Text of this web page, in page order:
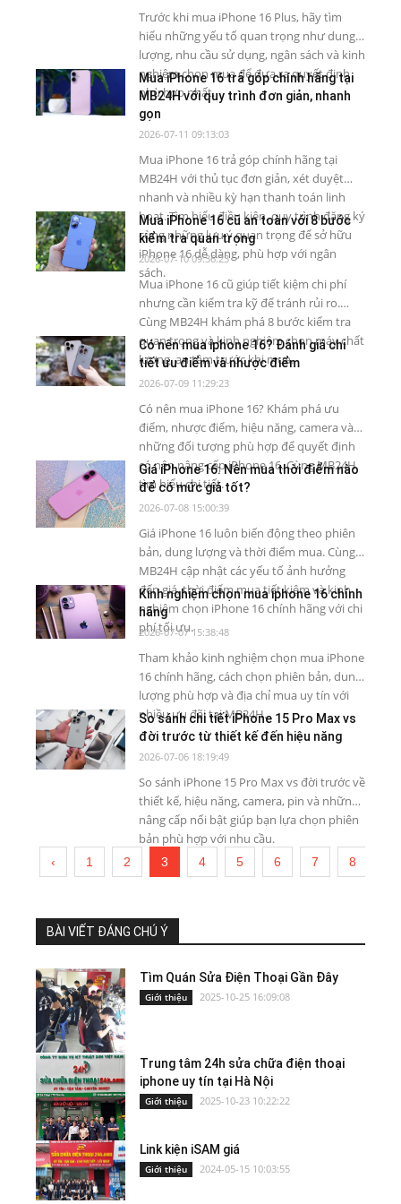
Trước khi mua iPhone 16 Plus, hãy tìm
hiểu những yếu tố quan trọng như dung
lượng, nhu cầu sử dụng, ngân sách và kinh
nghiệm chọn mua để đưa ra quyết định
phù hợp nhất.
Mua iPhone 16 trả góp chính hãng tại
MB24H với quy trình đơn giản, nhanh
gọn
2026-07-11 09:13:03
Mua iPhone 16 trả góp chính hãng tại
MB24H với thủ tục đơn giản, xét duyệt
nhanh và nhiều kỳ hạn thanh toán linh
hoạt. Tìm hiểu điều kiện, quy trình đăng ký
cùng những lưu ý quan trọng để sở hữu
iPhone 16 dễ dàng, phù hợp với ngân
sách.
Mua iPhone 16 cũ an toàn với 8 bước
kiểm tra quan trọng
2026-07-10 09:36:23
Mua iPhone 16 cũ giúp tiết kiệm chi phí
nhưng cần kiểm tra kỹ để tránh rủi ro.
Cùng MB24H khám phá 8 bước kiểm tra
quan trọng và kinh nghiệm chọn máy chất
lượng, an tâm trước khi mua.
Có nên mua iphone 16? Đánh giá chi
tiết ưu điểm và nhược điểm
2026-07-09 11:29:23
Có nên mua iPhone 16? Khám phá ưu
điểm, nhược điểm, hiệu năng, camera và
những đối tượng phù hợp để quyết định
có nên nâng cấp iPhone 16. Cùng MB24H
tìm hiểu chi tiết.
Giá iPhone 16: Nên mua thời điểm nào
để có mức giá tốt?
2026-07-08 15:00:39
Giá iPhone 16 luôn biến động theo phiên
bản, dung lượng và thời điểm mua. Cùng
MB24H cập nhật các yếu tố ảnh hưởng
đến giá, thời điểm mua tiết kiệm và kinh
nghiệm chọn iPhone 16 chính hãng với chi
phí tối ưu.
Kinh nghiệm chọn mua iphone 16 chính
hãng
2026-07-07 15:38:48
Tham khảo kinh nghiệm chọn mua iPhone
16 chính hãng, cách chọn phiên bản, dung
lượng phù hợp và địa chỉ mua uy tín với
nhiều ưu đãi tại MB24H.
So sánh chi tiết iPhone 15 Pro Max vs
đời trước từ thiết kế đến hiệu năng
2026-07-06 18:19:49
So sánh iPhone 15 Pro Max vs đời trước về
thiết kế, hiệu năng, camera, pin và những
nâng cấp nổi bật giúp bạn lựa chọn phiên
bản phù hợp với nhu cầu.
‹ 1 2 3 4 5 6 7 8
BÀI VIẾT ĐÁNG CHÚ Ý
Tìm Quán Sửa Điện Thoại Gần Đây
Giới thiệu 2025-10-25 16:09:08
Trung tâm 24h sửa chữa điện thoại
iphone uy tín tại Hà Nội
Giới thiệu 2025-10-23 10:22:22
Link kiện iSAM giá
Giới thiệu 2024-05-15 10:03:55